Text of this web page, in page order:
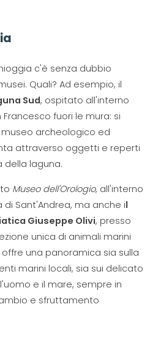
c'è senza dubbio
Quali? Ad esempio, il
Sud, ospitato all'interno
fuori le mura: si
archeologico ed
attraverso oggetti e reperti
della laguna.
Museo dell'Orologio, all'interno
di Sant'Andrea, ma anche il
Giuseppe Olivi, presso
unica di animali marini
una panoramica sia sulla
marini locali, sia sui delicato
e il mare, sempre in
e sfruttamento